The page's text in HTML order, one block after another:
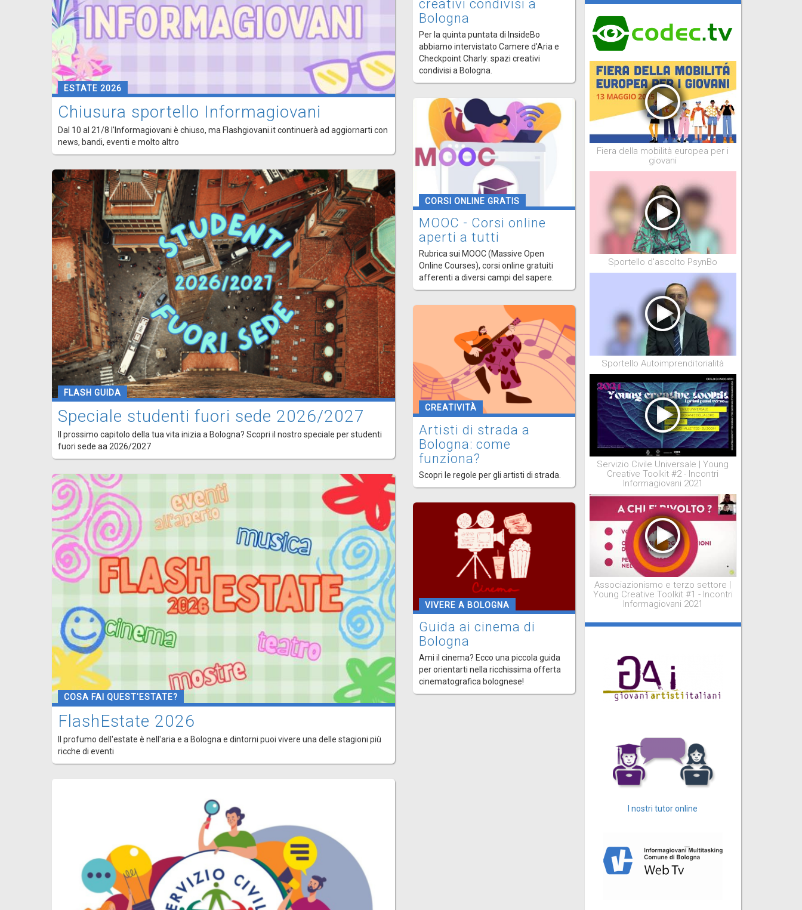
ESTATE 2026
Chiusura sportello Informagiovani
Dal 10 al 21/8 l'Informagiovani è chiuso, ma Flashgiovani.it continuerà ad aggiornarti con
news, bandi, eventi e molto altro
FLASH GUIDA
Speciale studenti fuori sede 2026/2027
Il prossimo capitolo della tua vita inizia a Bologna? Scopri il nostro speciale per studenti
fuori sede aa 2026/2027
COSA FAI QUEST'ESTATE?
FlashEstate 2026
Il profumo dell'estate è nell'aria e a Bologna e dintorni puoi vivere una delle stagioni più
ricche di eventi
creativi condivisi a
Bologna
Per la quinta puntata di InsideBo
abbiamo intervistato Camere d'Aria e
Checkpoint Charly: spazi creativi
condivisi a Bologna.
CORSI ONLINE GRATIS
MOOC - Corsi online
aperti a tutti
Rubrica sui MOOC (Massive Open
Online Courses), corsi online gratuiti
afferenti a diversi campi del sapere.
CREATIVITÀ
Artisti di strada a
Bologna: come
funziona?
Scopri le regole per gli artisti di strada.
VIVERE A BOLOGNA
Guida ai cinema di
Bologna
Ami il cinema? Ecco una piccola guida
per orientarti nella ricchissima offerta
cinematografica bolognese!
Fiera della mobilità europea per i
giovani
Sportello d'ascolto PsynBo
Sportello Autoimprenditorialità
Servizio Civile Universale | Young
Creative Toolkit #2 - Incontri
Informagiovani 2021
Associazionismo e terzo settore |
Young Creative Toolkit #1 - Incontri
Informagiovani 2021
I nostri tutor online